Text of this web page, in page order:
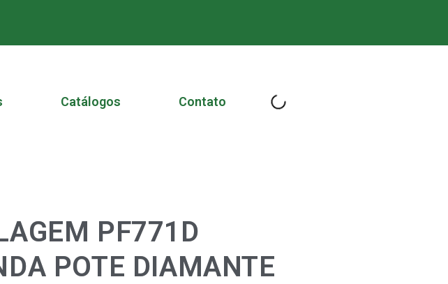
Catálogos Contato
PF771D
POTE DIAMANTE